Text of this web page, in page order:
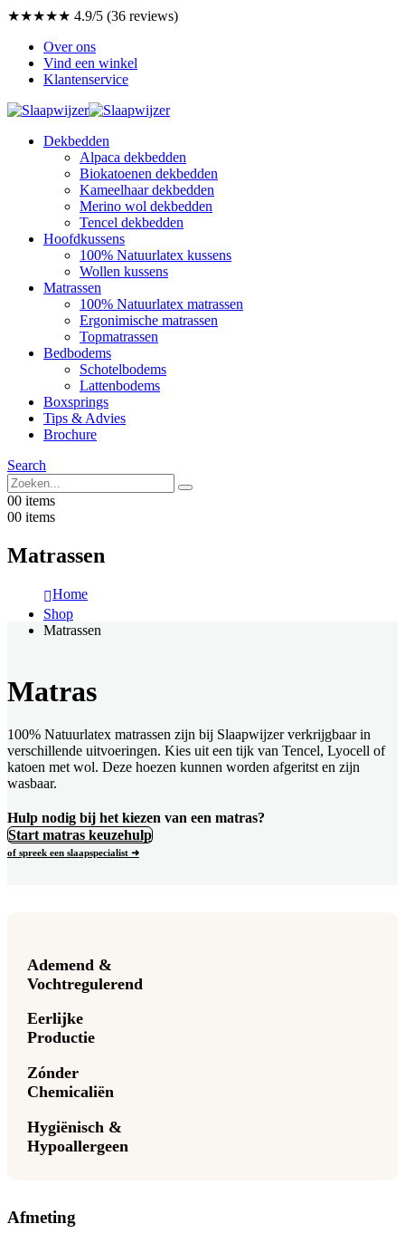
★★★★★ 4.9/5 (36 reviews)
Over ons
Vind een winkel
Klantenservice
Dekbedden
Alpaca dekbedden
Biokatoenen dekbedden
Kameelhaar dekbedden
Merino wol dekbedden
Tencel dekbedden
Hoofdkussens
100% Natuurlatex kussens
Wollen kussens
Matrassen
100% Natuurlatex matrassen
Ergonimische matrassen
Topmatrassen
Bedbodems
Schotelbodems
Lattenbodems
Boxsprings
Tips & Advies
Brochure
Search
00 items
00 items
Matrassen
Home
Shop
Matrassen
Matras
100% Natuurlatex matrassen zijn bij Slaapwijzer verkrijgbaar in
verschillende uitvoeringen. Kies uit een tijk van Tencel, Lyocell of
katoen met wol. Deze hoezen kunnen worden afgeritst en zijn
wasbaar.
Hulp nodig bij het kiezen van een matras?
Start matras keuzehulp
of spreek een slaapspecialist ➜
Ademend &
Vochtregulerend
Eerlijke
Productie
Zónder
Chemicaliën
Hygiënisch &
Hypoallergeen
Afmeting